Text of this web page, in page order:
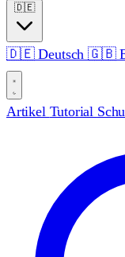
🇩🇪
🇩🇪Deutsch🇬🇧
Artikel Tutorial